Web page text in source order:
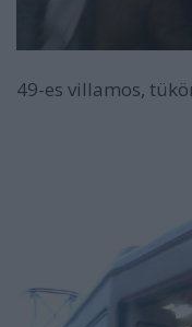
49-es villamos,